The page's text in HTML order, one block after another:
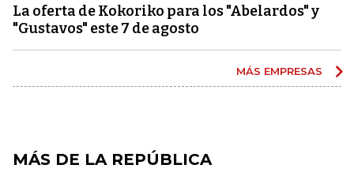
La oferta de Kokoriko para los "Abelardos" y
"Gustavos" este 7 de agosto
MÁS EMPRESAS
MÁS DE LA REPÚBLICA